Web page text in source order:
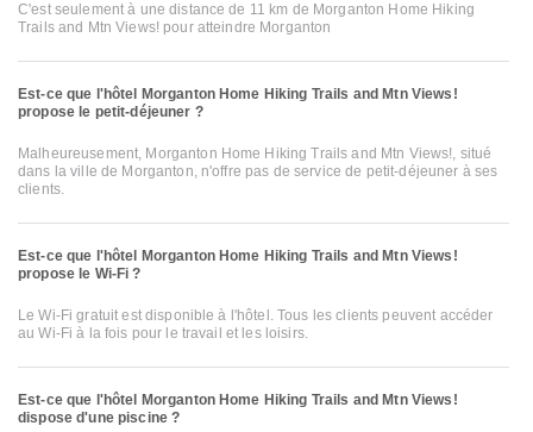
C'est seulement à une distance de 11 km de Morganton Home Hiking
Trails and Mtn Views! pour atteindre Morganton
Est-ce que l'hôtel Morganton Home Hiking Trails and Mtn Views!
propose le petit-déjeuner ?
Malheureusement, Morganton Home Hiking Trails and Mtn Views!, situé
dans la ville de Morganton, n'offre pas de service de petit-déjeuner à ses
clients.
Est-ce que l'hôtel Morganton Home Hiking Trails and Mtn Views!
propose le Wi-Fi ?
Le Wi-Fi gratuit est disponible à l'hôtel. Tous les clients peuvent accéder
au Wi-Fi à la fois pour le travail et les loisirs.
Est-ce que l'hôtel Morganton Home Hiking Trails and Mtn Views!
dispose d'une piscine ?